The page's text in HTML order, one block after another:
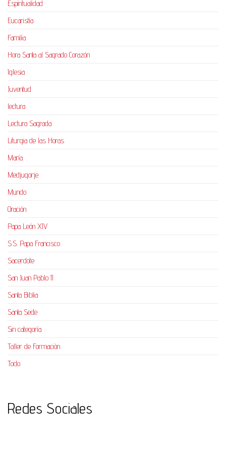
Espiritualidad
Eucaristía
Familia
Hora Santa al Sagrado Corazón
Iglesia
Juventud
lectura
Lectura Sagrada
Liturgia de las Horas
María
Medjugorje
Mundo
Oración
Papa León XIV
S.S. Papa Francisco
Sacerdote
San Juan Pablo II
Santa Biblia
Santa Sede
Sin categoría
Taller de Formación
Todo
Redes Sociales